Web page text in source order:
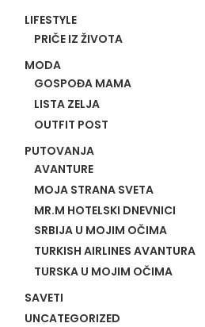
LIFESTYLE
PRIČE IZ ŽIVOTA
MODA
GOSPOĐA MAMA
LISTA ZELJA
OUTFIT POST
PUTOVANJA
AVANTURE
MOJA STRANA SVETA
MR.M HOTELSKI DNEVNICI
SRBIJA U MOJIM OČIMA
TURKISH AIRLINES AVANTURA
TURSKA U MOJIM OČIMA
SAVETI
UNCATEGORIZED